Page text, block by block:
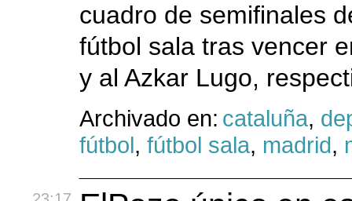
cuadro de semifinales
fútbol sala tras vencer
y al Azkar Lugo,
Archivado en: cataluña,
fútbol, fútbol sala, madrid,